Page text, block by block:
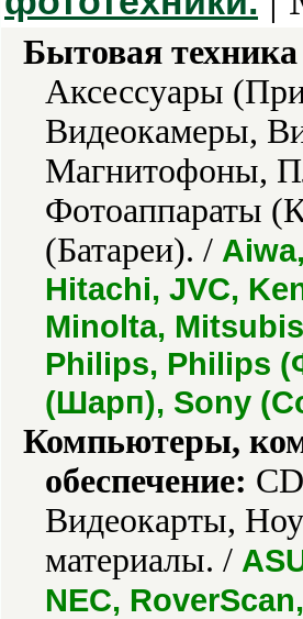
Бытовая
Аксессуары
Видеокамеры,
Магнитофоны,
Фотоаппараты
(Батареи). /
Hitachi, JVC,
Minolta,
Philips, Philips
(Шарп), Sony
Компьютеры,
обеспечение:
Видеокарты,
материалы. /
NEC,